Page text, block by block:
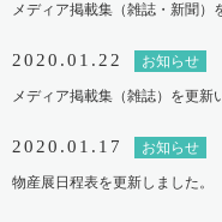
メディア掲載集（雑誌・新聞）
2020.01.22 お知らせ
メディア掲載集（雑誌）を更新
2020.01.17 お知らせ
物産展日程表を更新しました。